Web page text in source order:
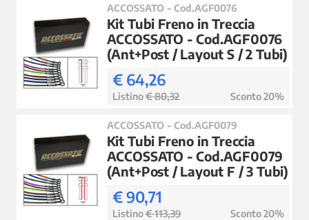
ACCOSSATO - Cod.AGF0076
Kit Tubi Freno in Treccia
ACCOSSATO - Cod.AGF0076
(Ant+Post / Layout S / 2 Tubi)
€ 64,26
Listino€ 80,32 Sconto 20%
ACCOSSATO - Cod.AGF0079
Kit Tubi Freno in Treccia
ACCOSSATO - Cod.AGF0079
(Ant+Post / Layout F / 3 Tubi)
€ 90,71
Listino€ 113,39 Sconto 20%